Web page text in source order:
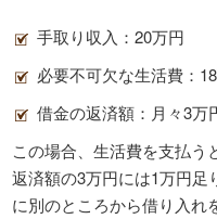
手取り収入：20万円
必要不可欠な生活費：
借金の返済額：月々3万
この場合、生活費を支払う
返済額の3万円には1万円足
に別のところから借り入